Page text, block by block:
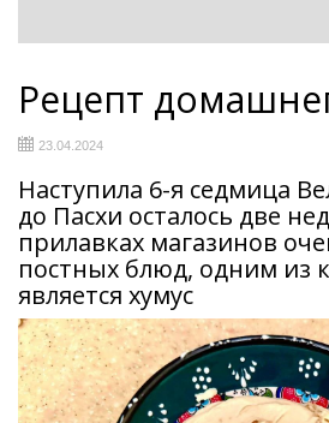
Рецепт
23.04.2024
Наступила 6-я седмица
до Пасхи осталось две
прилавках магазинов
постных блюд, одним из
является хумус